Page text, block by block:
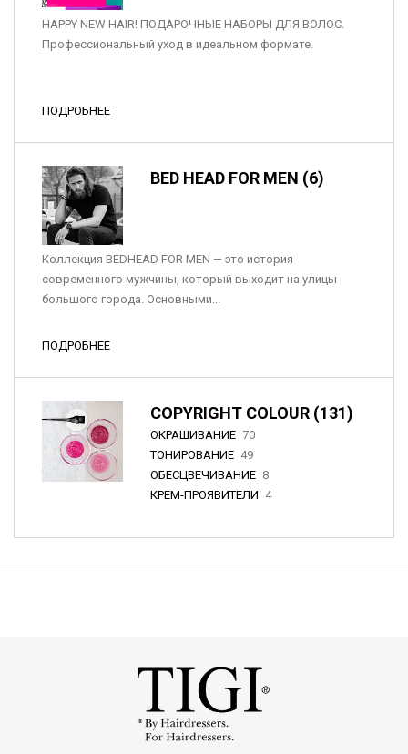
HAPPY NEW HAIR! ПОДАРОЧНЫЕ НАБОРЫ ДЛЯ ВОЛОС.
Профессиональный уход в идеальном формате.
ПОДРОБНЕЕ
BED HEAD FOR MEN (6)
Коллекция BEDHEAD FOR MEN — это история
современного мужчины, который выходит на улицы
большого города. Основными...
ПОДРОБНЕЕ
COPYRIGHT COLOUR (131)
ОКРАШИВАНИЕ 70
ТОНИРОВАНИЕ 49
ОБЕСЦВЕЧИВАНИЕ 8
КРЕМ-ПРОЯВИТЕЛИ 4